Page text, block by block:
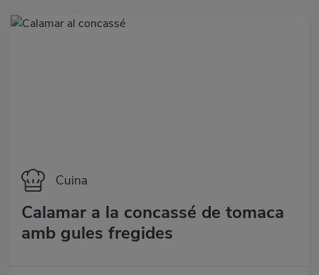
Categoría
Cuina
Calamar a la concassé de tomaca
amb gules fregides